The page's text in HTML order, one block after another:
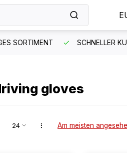
SORTIMENT SCHNELLER
gloves
Am meisten